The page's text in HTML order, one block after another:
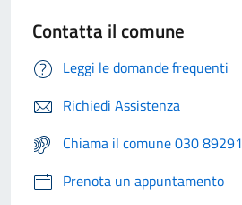
Contatta il comune
Leggi le domande frequenti
Richiedi Assistenza
Chiama il comune 030 89291
Prenota un appuntamento